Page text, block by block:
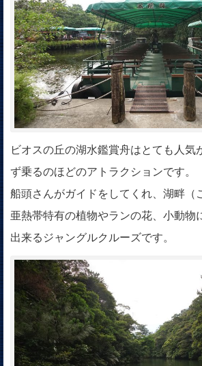
ビオスの丘の湖水鑑賞舟はとても人気
ず乗るのほどのアトラクションです。
船頭さんがガイドをしてくれ、湖畔（
亜熱帯特有の植物やランの花、小動物
出来るジャングルクルーズです。